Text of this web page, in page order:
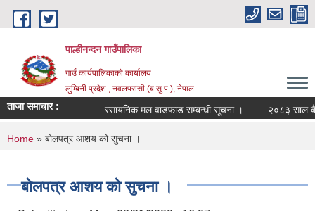
Skip to main content
पाल्हीनन्दन गाउँपालिका
गाउँ कार्यपालिकाको कार्यालय
लुम्बिनी प्रदेश , नवलपरासी (ब.सु.प.), नेपाल
ताजा समाचार : रसायनिक मल वाडफाड सम्बन्धी सूचना । २०८३ साल
You are here
Home » बोलपत्र आशय को सुचना ।
बोलपत्र आशय को सुचना ।